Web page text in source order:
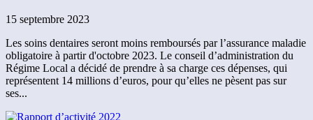
15 septembre 2023
Les soins dentaires seront moins remboursés par l’assurance maladie
obligatoire à partir d'octobre 2023. Le conseil d’administration du
Régime Local a décidé de prendre à sa charge ces dépenses, qui
représentent 14 millions d’euros, pour qu’elles ne pèsent pas sur
ses...